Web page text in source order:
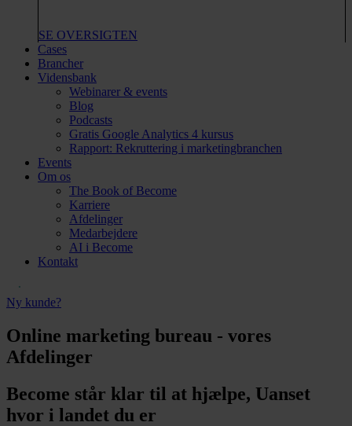
SE OVERSIGTEN
Cases
Brancher
Vidensbank
Webinarer & events
Blog
Podcasts
Gratis Google Analytics 4 kursus
Rapport: Rekruttering i marketingbranchen
Events
Om os
The Book of Become
Karriere
Afdelinger
Medarbejdere
AI i Become
Kontakt
Ny kunde?
Online marketing bureau - vores
Afdelinger
Become står klar til at hjælpe, Uanset
hvor i landet du er